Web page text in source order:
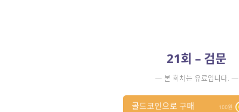
21회 – 검문
— 본 회차는 유료입니다. —
100
골드코인으로 구매